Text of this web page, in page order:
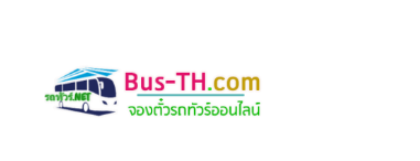
content